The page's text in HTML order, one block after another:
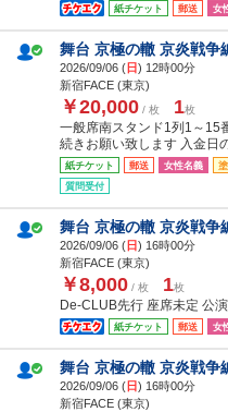
紙チケット 郵送 女
舞台 京極の轍 京炎戦争
2026/09/06 (日) 12時00分
新宿FACE (東京)
￥20,000 / 枚 1枚
一般席南スタンド1列1～
続きお願い致します 入金日
紙チケット 郵送 女性名義
質問受付
舞台 京極の轍 京炎戦争
2026/09/06 (日) 16時00分
新宿FACE (東京)
￥8,000 / 枚 1枚
De-CLUB先行 座席未定 公
紙チケット 郵送 女
舞台 京極の轍 京炎戦争
2026/09/06 (日) 16時00分
新宿FACE (東京)